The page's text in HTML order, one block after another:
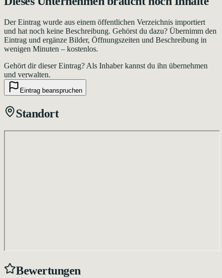
Der Eintrag wurde aus einem öffentlichen Verzeichnis importiert
und hat noch keine Beschreibung. Gehörst du dazu? Übernimm den
Eintrag und ergänze Bilder, Öffnungszeiten und Beschreibung in
wenigen Minuten – kostenlos.
Gehört dir dieser Eintrag? Als Inhaber kannst du ihn übernehmen
und verwalten.
Eintrag beanspruchen
Standort
Bewertungen